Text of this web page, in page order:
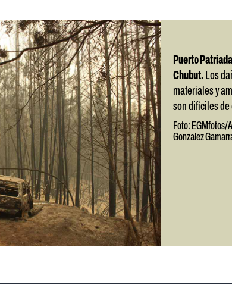
Puerto
Chubut.Los
materiales y
son difíciles de
Foto: EGMfotos/
Gonzalez
MULTIMEDIA
60º aniversario de Acción.
Periodismo con historia